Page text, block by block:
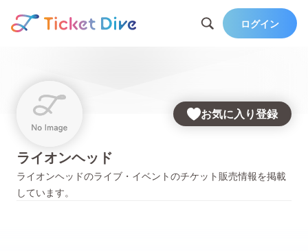
ログイン
お気に入り登録
ライオンヘッド
ライオンヘッドのライブ・イベントのチケット販売情報を掲載
しています。